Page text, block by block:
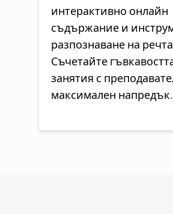
интерактивно онлайн
съдържание и
разпознаване на
Съчетайте
занятия с
максимален напредък.